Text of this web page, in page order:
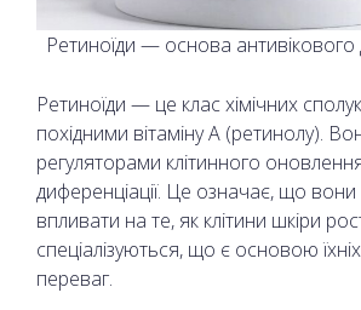
Ретиноїди — основа антивікового
Ретиноїди — це клас хімічних
похідними вітаміну А (ретинолу).
регуляторами клітинного
диференціації. Це означає, що
впливати на те, як клітини шкіри
спеціалізуються, що є основою
переваг.